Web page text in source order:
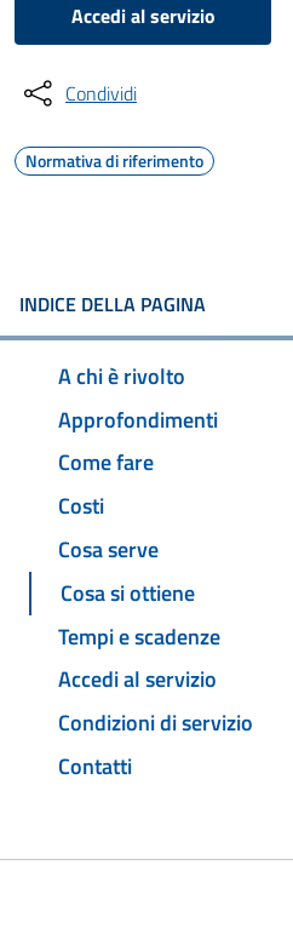
Accedi al servizio
Condividi
Normativa di riferimento
INDICE DELLA PAGINA
A chi è rivolto
Approfondimenti
Come fare
Costi
Cosa serve
Cosa si ottiene
Tempi e scadenze
Accedi al servizio
Condizioni di servizio
Contatti